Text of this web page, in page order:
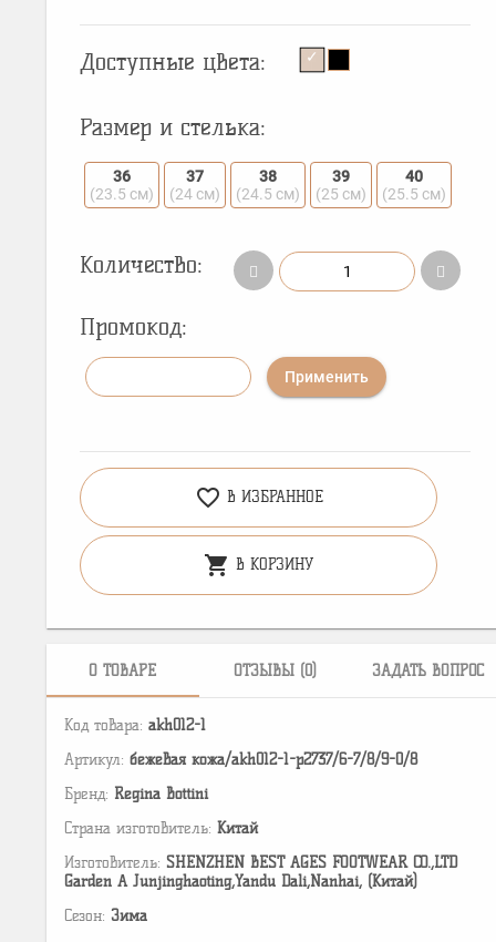
Доступные цвета:
Размер и стелька:
36
(23.5 см)
37
(24 см)
38
(24.5 см)
39
(25 см)
40
(25.5 см)
Количество:
Промокод:
Применить
favorite_border В ИЗБРАННОЕ
shopping_cart В КОРЗИНУ
О ТОВАРЕ ОТЗЫВЫ (0) ЗАДАТЬ ВОПРОС
Код товара: akh012-1
Артикул: бежевая кожа/akh012-1-p2737/6-7/8/9-0/8
Бренд: Regina Bottini
Страна изготовитель: Китай
Изготовитель: SHENZHEN BEST AGES FOOTWEAR CO.,LTD
Garden A Junjinghaoting,Yandu Dali,Nanhai, (Китай)
Сезон: Зима